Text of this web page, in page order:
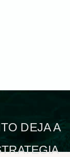
DEJA A